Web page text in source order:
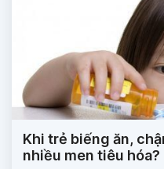
Khi trẻ biếng ăn,
nhiều men tiêu hóa?